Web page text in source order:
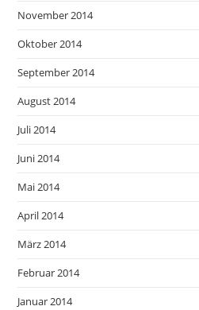
November 2014
Oktober 2014
September 2014
August 2014
Juli 2014
Juni 2014
Mai 2014
April 2014
März 2014
Februar 2014
Januar 2014